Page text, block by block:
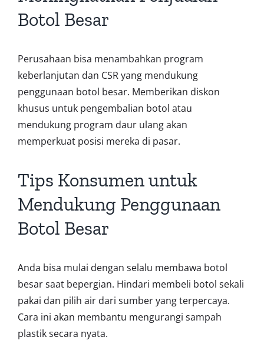
Botol Besar
Perusahaan bisa menambahkan program
keberlanjutan dan CSR yang mendukung
penggunaan botol besar. Memberikan diskon
khusus untuk pengembalian botol atau
mendukung program daur ulang akan
memperkuat posisi mereka di pasar.
Tips Konsumen untuk
Mendukung Penggunaan
Botol Besar
Anda bisa mulai dengan selalu membawa botol
besar saat bepergian. Hindari membeli botol sekali
pakai dan pilih air dari sumber yang terpercaya.
Cara ini akan membantu mengurangi sampah
plastik secara nyata.